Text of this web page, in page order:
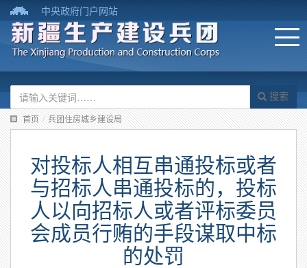
中央政府门户网站
搜索
首页 / 兵团住房城乡建设局
对投标人相互串通投标或者
与招标人串通投标的，投标
人以向招标人或者评标委员
会成员行贿的手段谋取中标
的处罚